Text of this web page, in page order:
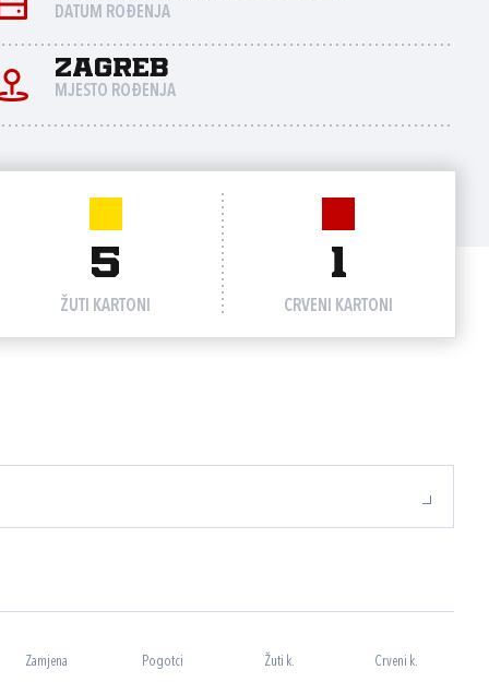
DATUM ROĐENJA
Zagreb
MJESTO ROĐENJA
5
ŽUTI KARTONI
1
CRVENI KARTONI
Zamjena Pogotci Žuti k. Crveni k.